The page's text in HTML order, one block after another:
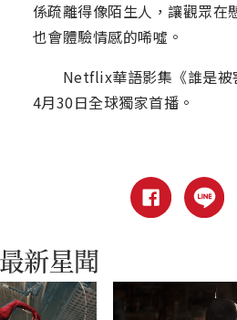
係疏離得像陌生人，讓觀眾在
也會體驗情感的唏噓。
Netflix華語影集《誰是被
4月30日全球獨家首播。